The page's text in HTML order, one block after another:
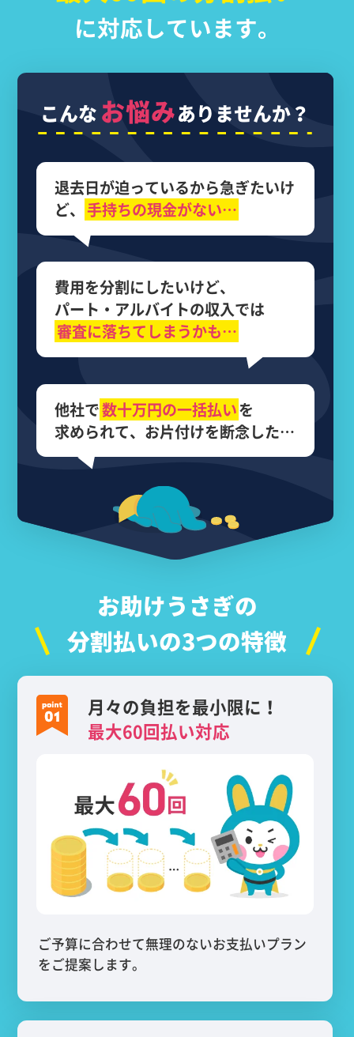
に対応しています。
こんなお悩みありませんか？
退去日が迫っているから急ぎたいけ
ど、 手持ちの現金がない…
費用を分割にしたいけど、
パート・アルバイトの収入では
審査に落ちてしまうかも…
他社で数十万円の一括払いを
求められて、 お片付けを断念した…
お助けうさぎの
分割払いの3つの特徴
月々の負担を最小限に！
最大60回払い対応
ご予算に合わせて無理のないお支払いプラン
をご提案します。